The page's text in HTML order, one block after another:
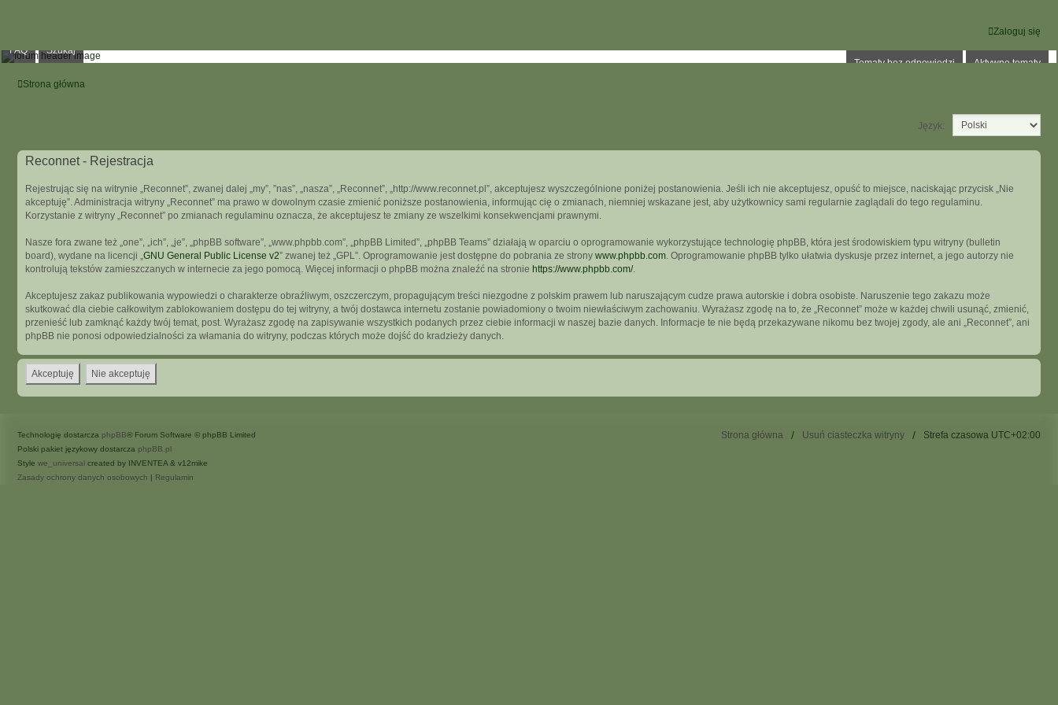
Zaloguj się
Tematy bez odpowiedzi Aktywne tematy
FAQ Szukaj
Strona główna
Język:
Reconnet - Rejestracja
Rejestrując się na witrynie „Reconnet”, zwanej dalej „my”, ”nas”, „nasza”, „Reconnet”, „http://www.reconnet.pl”, akceptujesz wyszczególnione poniżej postanowienia. Jeśli ich nie akceptujesz, opuść to miejsce, naciskając przycisk „Nie
akceptuję”. Administracja witryny „Reconnet” ma prawo w dowolnym czasie zmienić poniższe postanowienia, informując cię o zmianach, niemniej wskazane jest, aby użytkownicy sami regularnie zaglądali do tego regulaminu.
Korzystanie z witryny „Reconnet” po zmianach regulaminu oznacza, że akceptujesz te zmiany ze wszelkimi konsekwencjami prawnymi.
Nasze fora zwane też „one”, „ich”, „je”, „phpBB software”, „www.phpbb.com”, „phpBB Limited”, „phpBB Teams” działają w oparciu o oprogramowanie wykorzystujące technologię phpBB, która jest środowiskiem typu witryny (bulletin
board), wydane na licencji „GNU General Public License v2” zwanej też „GPL”. Oprogramowanie jest dostępne do pobrania ze strony www.phpbb.com. Oprogramowanie phpBB tylko ułatwia dyskusje przez internet, a jego autorzy nie
kontrolują tekstów zamieszczanych w internecie za jego pomocą. Więcej informacji o phpBB można znaleźć na stronie https://www.phpbb.com/.
Akceptujesz zakaz publikowania wypowiedzi o charakterze obraźliwym, oszczerczym, propagującym treści niezgodne z polskim prawem lub naruszającym cudze prawa autorskie i dobra osobiste. Naruszenie tego zakazu może
skutkować dla ciebie całkowitym zablokowaniem dostępu do tej witryny, a twój dostawca internetu zostanie powiadomiony o twoim niewłaściwym zachowaniu. Wyrażasz zgodę na to, że „Reconnet” może w każdej chwili usunąć, zmienić,
przenieść lub zamknąć każdy twój temat, post. Wyrażasz zgodę na zapisywanie wszystkich podanych przez ciebie informacji w naszej bazie danych. Informacje te nie będą przekazywane nikomu bez twojej zgody, ale ani „Reconnet”, ani
phpBB nie ponosi odpowiedzialności za włamania do witryny, podczas których może dojść do kradzieży danych.
Strona główna Usuń ciasteczka witryny Strefa czasowa UTC+02:00
Technologię dostarcza phpBB® Forum Software © phpBB Limited
Polski pakiet językowy dostarcza phpBB.pl
Style we_universal created by INVENTEA & v12mike
Zasady ochrony danych osobowych | Regulamin